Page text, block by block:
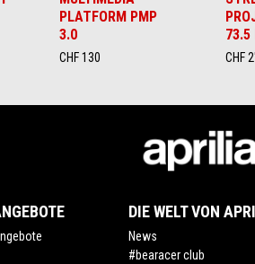
PLATFORM PMP
3.0
CHF 130
73.5
CHF
DIE WELT VON
News
#bearacer club